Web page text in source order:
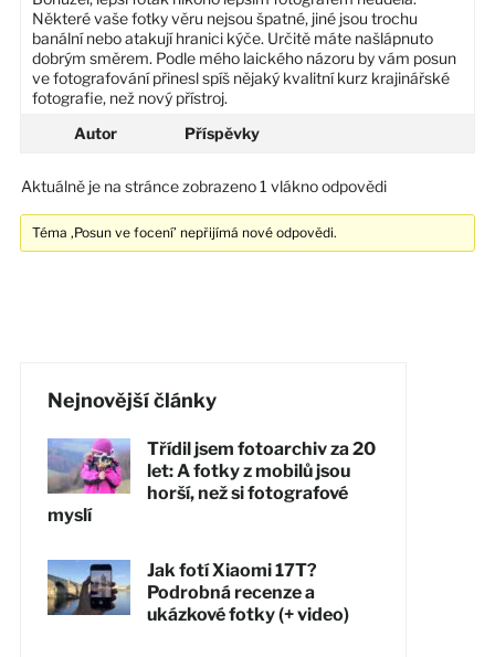
Některé vaše fotky věru nejsou špatné, jiné jsou trochu
banální nebo atakují hranici kýče. Určitě máte našlápnuto
dobrým směrem. Podle mého laického názoru by vám posun
ve fotografování přinesl spíš nějaký kvalitní kurz krajinářské
fotografie, než nový přístroj.
Autor
Příspěvky
Aktuálně je na stránce zobrazeno 1 vlákno odpovědi
Téma ‚Posun ve focení’ nepřijímá nové odpovědi.
Nejnovější články
Třídil jsem fotoarchiv za 20
let: A fotky z mobilů jsou
horší, než si fotografové
myslí
Jak fotí Xiaomi 17T?
Podrobná recenze a
ukázkové fotky (+ video)